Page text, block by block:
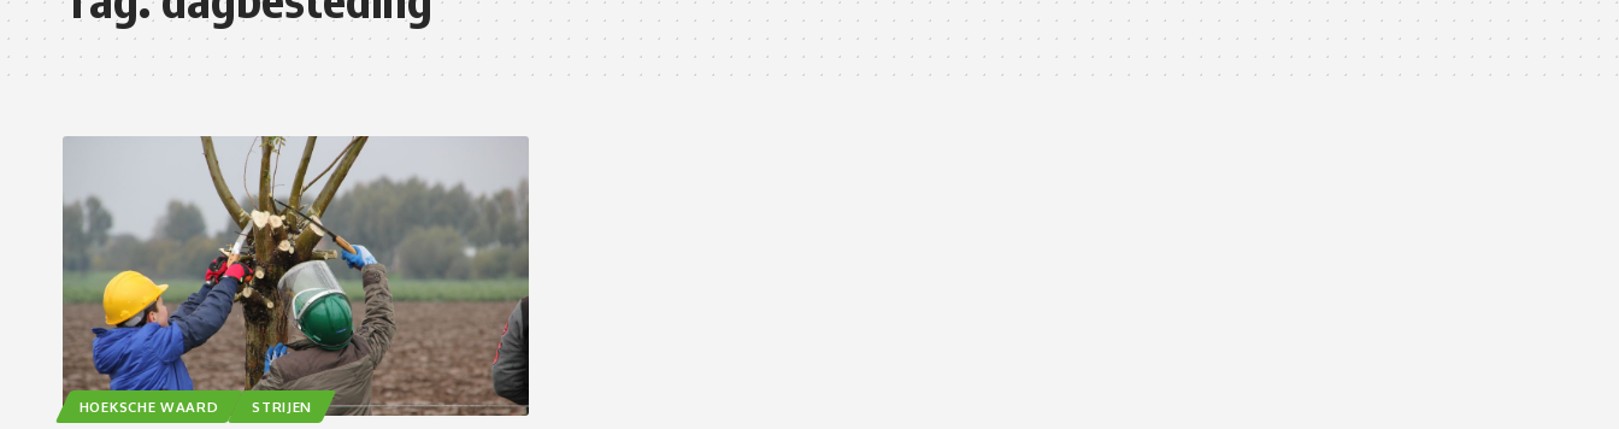
HOEKSCHE WAARD STRIJEN